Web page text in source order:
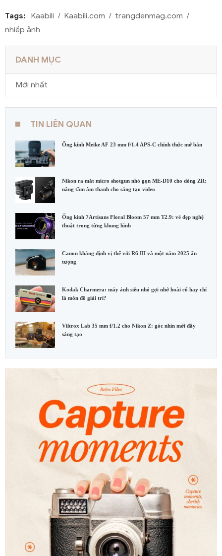
Tags: Kaabili Kaabili.com
trangdenmag.com
nhiếp ảnh
DANH MỤC
Mới nhất
TIN LIÊN QUAN
Ống kính Meike AF 23 mm f/1.4 APS-C chính thức mở bán
Nikon ra mắt micro shotgun nhỏ gọn ME-D10 cho dòng ZR:
nâng tầm âm thanh cho sáng tạo video
Ống kính 7Artisans Floral Bloom 57 mm T2.9: vẻ đẹp nghệ
thuật trong từng khung hình
Canon khẳng định vị thế với R6 III và một năm 2025 ấn
tượng
Kodak Charmera: máy ảnh siêu nhỏ gợi nhớ hoài cổ hay chỉ
là món đồ giải trí?
Viltrox Lab 35 mm f/1.2 cho Nikon Z: góc nhìn mới đầy
sáng tạo